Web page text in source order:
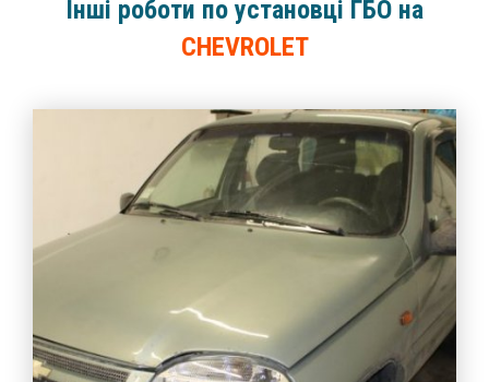
Інші роботи по установці ГБО на
CHEVROLET